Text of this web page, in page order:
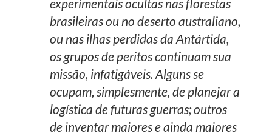
experimentais ocultas nas florestas
brasileiras ou no deserto australiano,
ou nas ilhas perdidas da Antártida,
os grupos de peritos continuam sua
missão, infatigáveis. Alguns se
ocupam, simplesmente, de planejar a
logística de futuras guerras; outros
de inventar maiores e ainda maiores